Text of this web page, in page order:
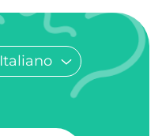
Italiano